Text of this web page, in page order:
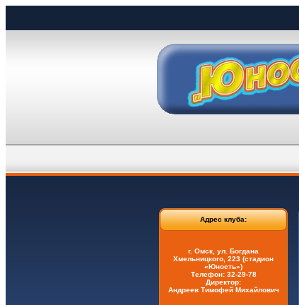
Адрес клуба:
г. Омск, ул. Богдана
Хмельницкого, 223 (стадион
«Юность»)
Телефон: 32-29-78
Директор:
Андреев Тимофей Михайлович